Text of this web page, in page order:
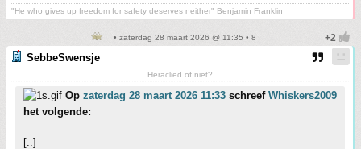
"He who gives up freedom for safety deserves neither" Benjamin Franklin
• zaterdag 28 maart 2026 @ 11:35 • 8
SebbeSwensje
Heraclied of niet?
Op zaterdag 28 maart 2026 11:33 schreef Whiskers2009
het volgende:
[..]